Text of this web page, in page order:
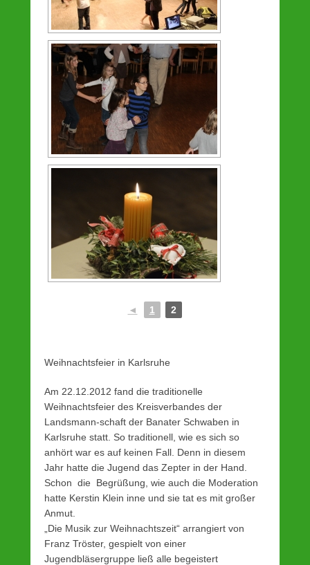
◄ 1 2
Weihnachtsfeier in Karlsruhe
Am 22.12.2012 fand die traditionelle
Weihnachtsfeier des Kreisverbandes der
Landsmann-schaft der Banater Schwaben in
Karlsruhe statt. So traditionell, wie es sich so
anhört war es auf keinen Fall. Denn in diesem
Jahr hatte die Jugend das Zepter in der Hand.
Schon die Begrüßung, wie auch die Moderation
hatte Kerstin Klein inne und sie tat es mit großer
Anmut.
„Die Musik zur Weihnachtszeit“ arrangiert von
Franz Tröster, gespielt von einer
Jugendbläsergruppe ließ alle begeistert